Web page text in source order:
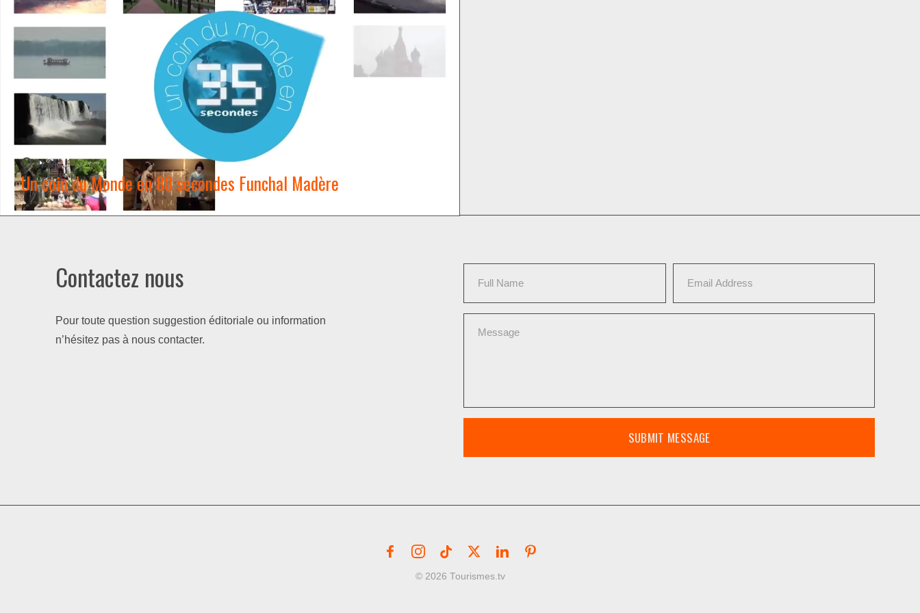
01:24
Un coin du Monde en 80 secondes Funchal Madère
WATCH NOW →
Contactez nous
Pour toute question suggestion éditoriale ou information
n’hésitez pas à nous contacter.
SUBMIT MESSAGE
© 2026 Tourismes.tv